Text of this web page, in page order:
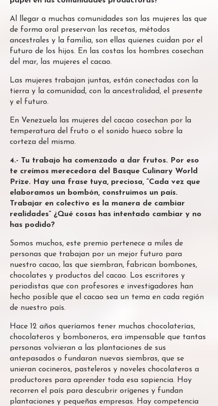
Al llegar a muchas comunidades son las mujeres las que
de forma oral preservan las recetas, métodos
ancestrales y la familia, son ellas quienes cuidan por el
futuro de los hijos. En las costas los hombres cosechan
del mar, las mujeres el cacao.
Las mujeres trabajan juntas, están conectadas con la
tierra y la comunidad, con la ancestralidad, el presente
y el futuro.
En Venezuela las mujeres del cacao cosechan por la
temperatura del fruto o el sonido hueco sobre la
corteza del mismo.
4.- Tu trabajo ha comenzado a dar frutos. Por eso
te creímos merecedora del Basque Culinary World
Prize. Hay una frase tuya, preciosa, “Cada vez que
elaboramos un bombón, construimos un país.
Trabajar en colectivo es la manera de cambiar
realidades” ¿Qué cosas has intentado cambiar y no
has podido?
Somos muchos, este premio pertenece a miles de
personas que trabajan por un mejor futuro para
nuestro cacao, las que siembran, fabrican bombones,
chocolates y productos del cacao. Los escritores y
periodistas que con profesores e investigadores han
hecho posible que el cacao sea un tema en cada región
de nuestro país.
Hace 12 años queríamos tener muchas chocolaterías,
chocolateros y bomboneros, era impensable que tantas
personas volvieran a las plantaciones de sus
antepasados o fundaran nuevas siembras, que se
unieran cocineros, pasteleros y noveles chocolateros a
productores para aprender toda esa sapiencia. Hoy
recorren el país para descubrir orígenes y fundan
plantaciones y pequeñas empresas. Hay competencia